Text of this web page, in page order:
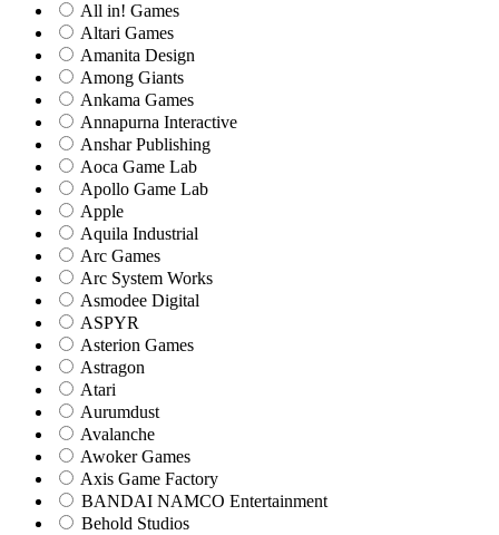
All in! Games
Altari Games
Amanita Design
Among Giants
Ankama Games
Annapurna Interactive
Anshar Publishing
Aoca Game Lab
Apollo Game Lab
Apple
Aquila Industrial
Arc Games
Arc System Works
Asmodee Digital
ASPYR
Asterion Games
Astragon
Atari
Aurumdust
Avalanche
Awoker Games
Axis Game Factory
BANDAI NAMCO Entertainment
Behold Studios